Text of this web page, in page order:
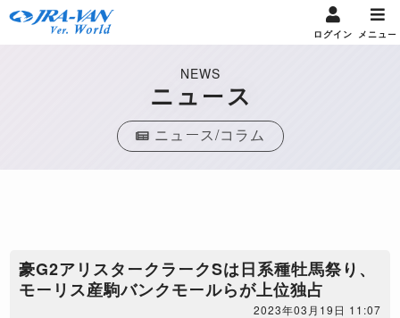
ログイン メニュー
NEWS
ニュース
ニュース/コラム
豪G2アリスタークラークSは日系種牡馬祭り、
モーリス産駒バンクモールらが上位独占
2023年03月19日 11:07